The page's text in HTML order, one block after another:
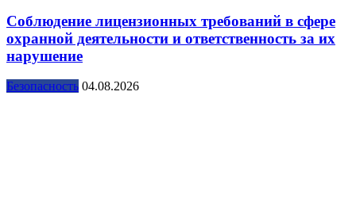
Соблюдение лицензионных требований в сфере
охранной деятельности и ответственность за их
нарушение
Безопасность 04.08.2026